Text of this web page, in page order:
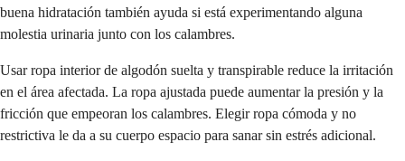
buena hidratación también ayuda si está experimentando alguna
molestia urinaria junto con los calambres.
Usar ropa interior de algodón suelta y transpirable reduce la irritación
en el área afectada. La ropa ajustada puede aumentar la presión y la
fricción que empeoran los calambres. Elegir ropa cómoda y no
restrictiva le da a su cuerpo espacio para sanar sin estrés adicional.